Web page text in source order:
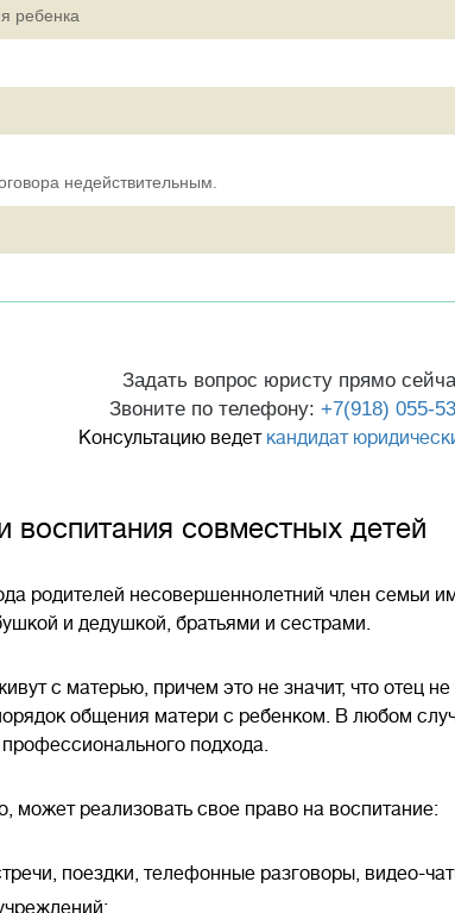
ребенка
недействительным.
Задать вопрос юристу прямо
Звоните по телефону: +7(918) 055-
Консультацию ведет кандидат
совместных детей
родителей несовершеннолетний член семьи
и дедушкой, братьями и сестрами.
с матерью, причем это не значит, что отец
общения матери с ребенком. В любом
профессионального подхода.
может реализовать свое право на воспитание:
поездки, телефонные разговоры, видео-